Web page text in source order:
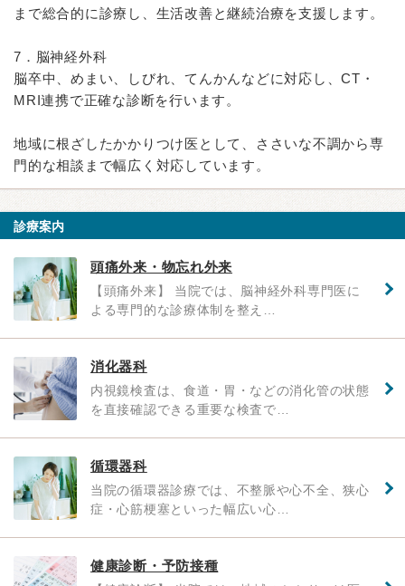
まで総合的に診療し、生活改善と継続治療を支援します。
7．脳神経外科
脳卒中、めまい、しびれ、てんかんなどに対応し、CT・
MRI連携で正確な診断を行います。
地域に根ざしたかかりつけ医として、ささいな不調から専
門的な相談まで幅広く対応しています。
診療案内
頭痛外来・物忘れ外来
【頭痛外来】 当院では、脳神経外科専門医に
よる専門的な診療体制を整え…
消化器科
内視鏡検査は、食道・胃・などの消化管の状態
を直接確認できる重要な検査で…
循環器科
当院の循環器診療では、不整脈や心不全、狭心
症・心筋梗塞といった幅広い心…
健康診断・予防接種